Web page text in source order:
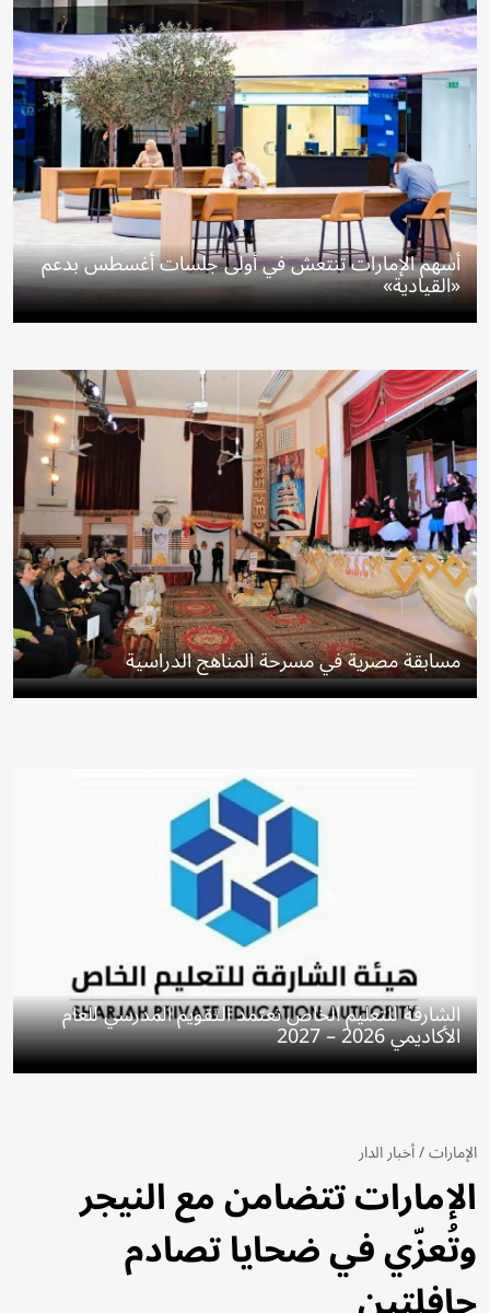
أسهم الإمارات تنتعش في أولى جلسات أغسطس بدعم
«القيادية»
مسابقة مصرية في مسرحة المناهج الدراسية
الشارقة للتعليم الخاص تعتمد التقويم المدرسي للعام
الأكاديمي 2026 – 2027
الإمارات/أخبار الدار
الإمارات تتضامن مع النيجر
وتُعزّي في ضحايا تصادم